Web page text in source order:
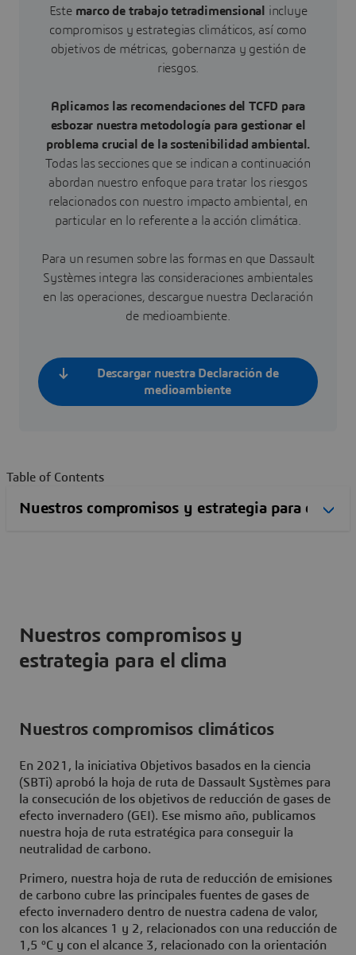
Este marco de trabajo tetradimensional
incluye
compromisos y estrategias climáticos, así como
objetivos de métricas, gobernanza y gestión de
riesgos.
Aplicamos las recomendaciones del TCFD para
esbozar nuestra metodología para gestionar el
problema crucial de la sostenibilidad ambiental.
Todas las secciones que se indican a continuación
abordan nuestro enfoque para tratar los riesgos
relacionados con nuestro impacto ambiental, en
particular en lo referente a la acción climática.
Para un resumen sobre las formas en que Dassault
Systèmes integra las consideraciones ambientales
en las operaciones, descargue nuestra Declaración
de medioambiente.
Descargar nuestra Declaración de
medioambiente
Table of Contents
Nuestros compromisos y
estrategia para el clima
Nuestros compromisos climáticos
En 2021, la iniciativa Objetivos basados en la ciencia
(SBTi) aprobó la hoja de ruta de Dassault Systèmes para
la consecución de los objetivos de reducción de gases de
efecto invernadero (GEI). Ese mismo año, publicamos
nuestra hoja de ruta estratégica para conseguir la
neutralidad de carbono.
Primero, nuestra hoja de ruta de reducción de emisiones
de carbono cubre las principales fuentes de gases de
efecto invernadero dentro de nuestra cadena de valor,
con los alcances 1 y 2, relacionados con una reducción de
1,5 ºC y con el alcance 3, relacionado con la orientación